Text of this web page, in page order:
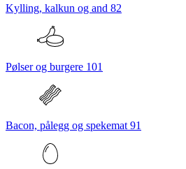
Kylling, kalkun og and 82
Pølser og burgere 101
Bacon, pålegg og spekemat 91